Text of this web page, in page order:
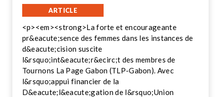
ARTICLE
<p><em><strong>La forte et encourageante
pr&eacute;sence des femmes dans les instances de
d&eacute;cision suscite
l&rsquo;int&eacute;r&ecirc;t des membres de
Tournons La Page Gabon (TLP-Gabon). Avec
l&rsquo;appui financier de la
D&eacute;l&eacute;gation de l&rsquo;Union